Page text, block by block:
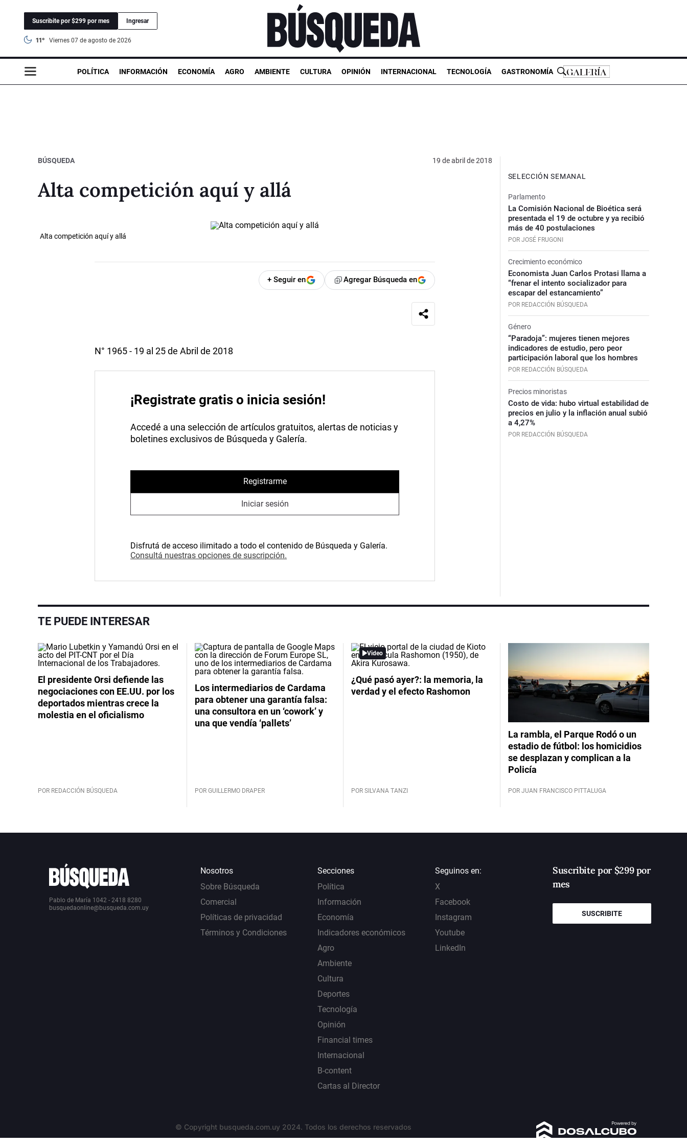
Suscribite por $299 por mes Ingresar
11° viernes 07 de agosto de 2026
POLÍTICA INFORMACIÓN ECONOMÍA AGRO AMBIENTE CULTURA OPINIÓN INTERNACIONAL TECNOLOGÍA GASTRONOMÍA
BÚSQUEDA 19 de abril de 2018
Alta competición aquí y allá
Alta competición aquí y allá
+ Seguir en Agregar Búsqueda en
N° 1965 - 19 al 25 de Abril de 2018
¡Registrate gratis o inicia sesión!
Accedé a una selección de artículos gratuitos, alertas de noticias y
boletines exclusivos de Búsqueda y Galería.
Registrarme
Iniciar sesión
Disfrutá de acceso ilimitado a todo el contenido de Búsqueda y Galería.
Consultá nuestras opciones de suscripción.
SELECCIÓN SEMANAL
Parlamento
La Comisión Nacional de Bioética será
presentada el 19 de octubre y ya recibió
más de 40 postulaciones
POR JOSÉ FRUGONI
Crecimiento económico
Economista Juan Carlos Protasi llama a
“frenar el intento socializador para
escapar del estancamiento”
POR REDACCIÓN BÚSQUEDA
Género
“Paradoja”: mujeres tienen mejores
indicadores de estudio, pero peor
participación laboral que los hombres
POR REDACCIÓN BÚSQUEDA
Precios minoristas
Costo de vida: hubo virtual estabilidad de
precios en julio y la inflación anual subió
a 4,27%
POR REDACCIÓN BÚSQUEDA
TE PUEDE INTERESAR
El presidente Orsi defiende las
negociaciones con EE.UU. por los
deportados mientras crece la
molestia en el oficialismo
POR REDACCIÓN BÚSQUEDA
Los intermediarios de Cardama
para obtener una garantía falsa:
una consultora en un ‘cowork’ y
una que vendía ‘pallets’
POR GUILLERMO DRAPER
Video
¿Qué pasó ayer?: la memoria, la
verdad y el efecto Rashomon
POR SILVANA TANZI
La rambla, el Parque Rodó o un
estadio de fútbol: los homicidios
se desplazan y complican a la
Policía
POR JUAN FRANCISCO PITTALUGA
Pablo de María 1042 - 2418 8280
busquedaonline@busqueda.com.uy
Nosotros
Sobre Búsqueda
Comercial
Políticas de privacidad
Términos y Condiciones
Secciones
Política
Información
Economía
Indicadores económicos
Agro
Ambiente
Cultura
Deportes
Tecnología
Opinión
Financial times
Internacional
B-content
Cartas al Director
Seguinos en:
X
Facebook
Instagram
Youtube
LinkedIn
Suscribite por $299 por
mes
SUSCRIBITE
© Copyright busqueda.com.uy 2024. Todos los derechos reservados